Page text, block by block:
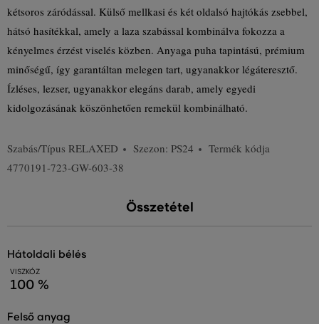
kétsoros záródással. Külső mellkasi és két oldalsó hajtókás zsebbel,
hátsó hasítékkal, amely a laza szabással kombinálva fokozza a
kényelmes érzést viselés közben. Anyaga puha tapintású, prémium
minőségű, így garantáltan melegen tart, ugyanakkor légáteresztő.
Ízléses, lezser, ugyanakkor elegáns darab, amely egyedi
kidolgozásának köszönhetően remekül kombinálható.
Szabás/Típus RELAXED Szezon: PS24
Termék kódja
4770191-723-GW-603-38
Összetétel
hátoldali bélés
VISZKÓZ
100 %
felső anyag